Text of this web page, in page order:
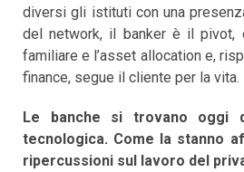
diversi gli istituti con una
del network, il banker è il pivot,
familiare e l’asset allocation e,
finance, segue il cliente per la vita.
Le banche si trovano oggi
tecnologica. Come la stanno
ripercussioni sul lavoro del